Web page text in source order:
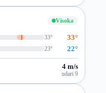
Visoka
33° 33°
23° 22°
4 m/s
udari 9